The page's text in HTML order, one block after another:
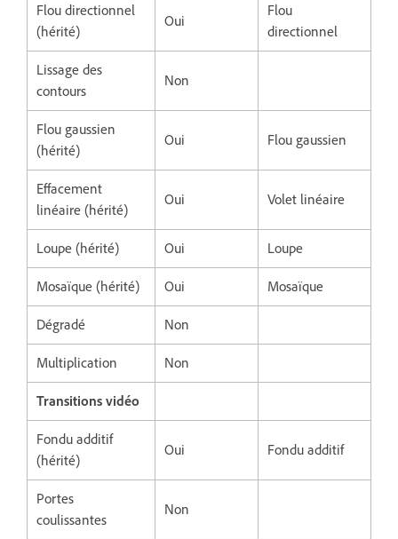
Flou directionnel
(hérité)
Oui
Flou
directionnel
Lissage des
contours
Non
Flou gaussien
(hérité)
Oui Flou gaussien
Effacement
linéaire (hérité)
Oui Volet linéaire
Loupe (hérité) Oui Loupe
Mosaïque (hérité) Oui Mosaïque
Dégradé Non
Multiplication Non
Transitions vidéo
Fondu additif
(hérité)
Oui Fondu additif
Portes
coulissantes
Non